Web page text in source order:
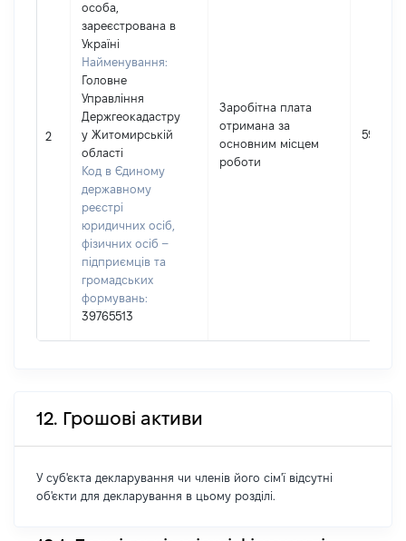
2
особа,
зареєстрована в
Україні
Найменування:
Головне
Управління
Держгеокадастру
у Житомирській
області
Код в Єдиному
державному
реєстрі
юридичних осіб,
фізичних осіб –
підприємців та
громадських
формувань:
39765513
Заробітна плата
отримана за
основним місцем
роботи
59761
12. Грошові активи
У суб'єкта декларування чи членів його сім'ї відсутні
об'єкти для декларування в цьому розділі.